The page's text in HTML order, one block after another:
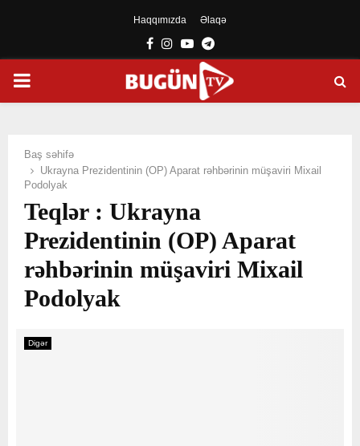
Haqqımızda Əlaqə
Facebook
Instagram
YoutubeTelegram
PRIMARY
Baş səhifə
Ukrayna Prezidentinin (OP) Aparat rəhbərinin müşaviri Mixail
Podolyak
Teqlər : Ukrayna
Prezidentinin (OP) Aparat
rəhbərinin müşaviri Mixail
Podolyak
Digər